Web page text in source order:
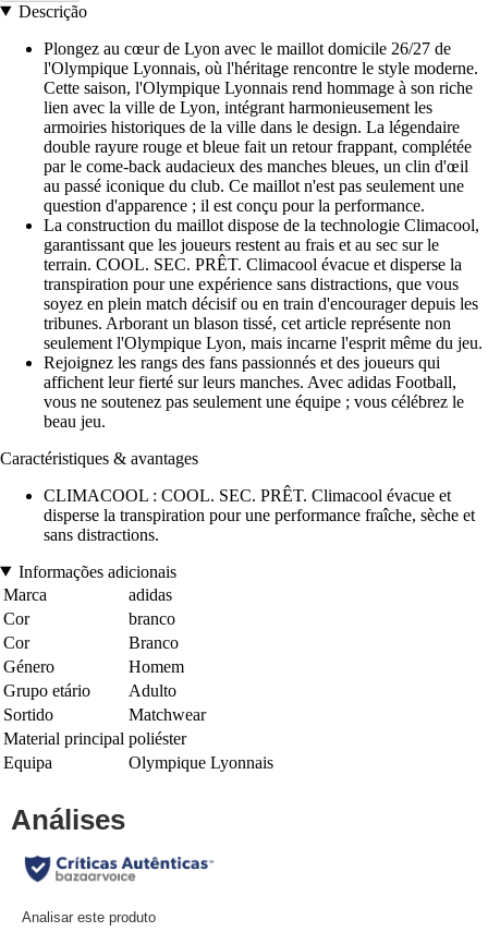
Descrição
Plongez au cœur de Lyon avec le maillot domicile 26/27 de
l'Olympique Lyonnais, où l'héritage rencontre le style moderne.
Cette saison, l'Olympique Lyonnais rend hommage à son riche
lien avec la ville de Lyon, intégrant harmonieusement les
armoiries historiques de la ville dans le design. La légendaire
double rayure rouge et bleue fait un retour frappant, complétée
par le come-back audacieux des manches bleues, un clin d'œil
au passé iconique du club. Ce maillot n'est pas seulement une
question d'apparence ; il est conçu pour la performance.
La construction du maillot dispose de la technologie Climacool,
garantissant que les joueurs restent au frais et au sec sur le
terrain. COOL. SEC. PRÊT. Climacool évacue et disperse la
transpiration pour une expérience sans distractions, que vous
soyez en plein match décisif ou en train d'encourager depuis les
tribunes. Arborant un blason tissé, cet article représente non
seulement l'Olympique Lyon, mais incarne l'esprit même du jeu.
Rejoignez les rangs des fans passionnés et des joueurs qui
affichent leur fierté sur leurs manches. Avec adidas Football,
vous ne soutenez pas seulement une équipe ; vous célébrez le
beau jeu.
Caractéristiques & avantages
CLIMACOOL : COOL. SEC. PRÊT. Climacool évacue et
disperse la transpiration pour une performance fraîche, sèche et
sans distractions.
Informações adicionais
Marca
adidas
Cor
branco
Cor
Branco
Género
Homem
Grupo etário
Adulto
Sortido
Matchwear
Material principal poliéster
Equipa
Olympique Lyonnais